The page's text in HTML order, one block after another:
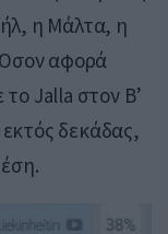
η Μάλτα, η
Όσον αφορά
Jalla στον Β’
δεκάδας,